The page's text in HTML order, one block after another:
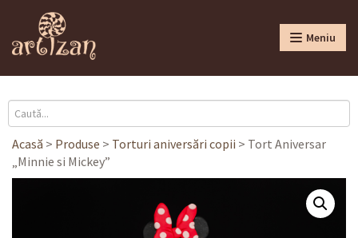
Meniu
Acasă > Produse > Torturi aniversări copii > Tort Aniversar
„Minnie si Mickey”